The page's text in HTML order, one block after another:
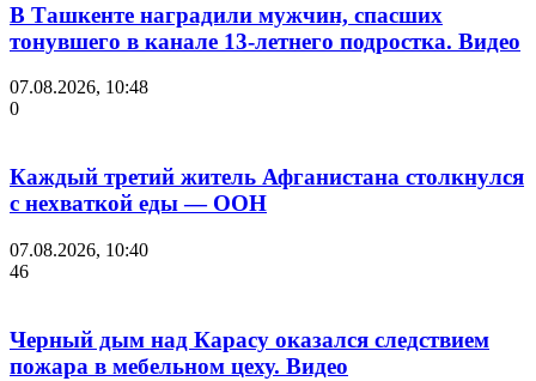
В Ташкенте наградили мужчин, спасших
тонувшего в канале 13-летнего подростка. Видео
07.08.2026, 10:48
0
Каждый третий житель Афганистана столкнулся
с нехваткой еды — ООН
07.08.2026, 10:40
46
Черный дым над Карасу оказался следствием
пожара в мебельном цеху. Видео